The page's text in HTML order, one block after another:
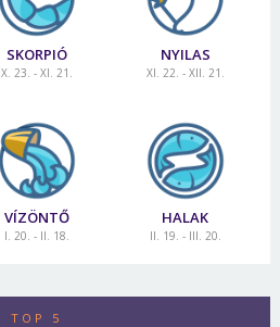
SKORPIÓ
X. 23. - XI. 21.
NYILAS
XI. 22. - XII. 21.
VÍZÖNTŐ
I. 20. - II. 18.
HALAK
II. 19. - III. 20.
TOP 5